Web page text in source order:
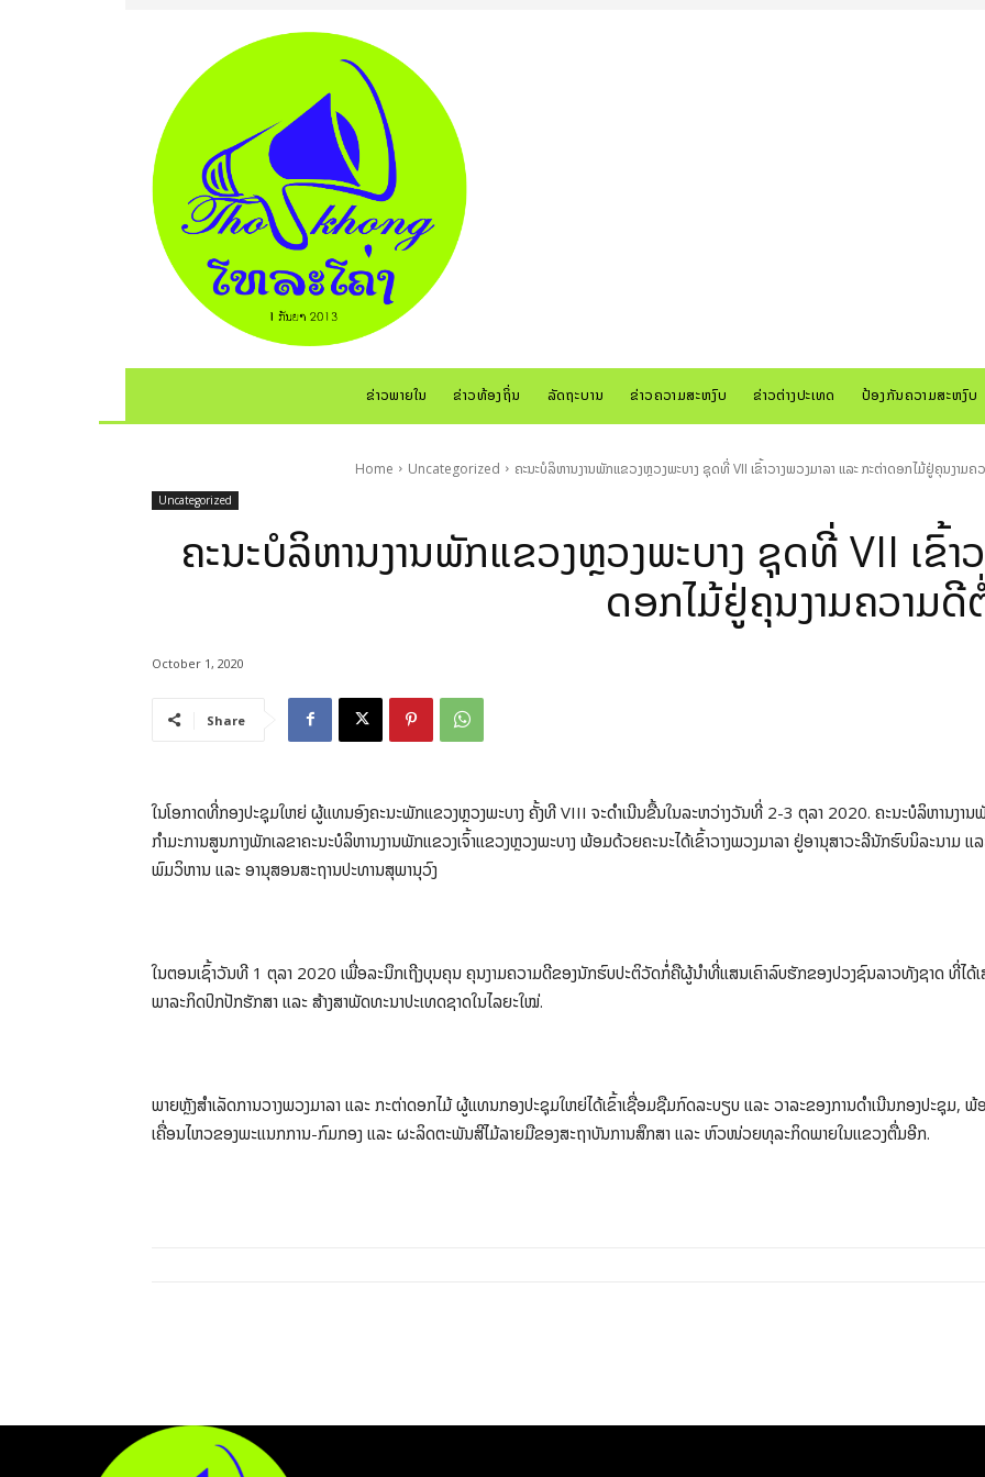
ຂ່າວພາຍໃນ ຂ່າວທ້ອງຖິ່ນ ລັດຖະບານ ຂ່າວຄວາມສະຫງົບ ຂ່າວຕ່າງປະເທດ ປ້ອງກັນຄວາມສະຫງົບ
Home Uncategorized ຄະນະບໍລິຫານງານພັກແຂວງຫຼວງພະບາງ ຊຸດທີ່ VII ເຂົ້າວາງພວງມາລາ ແລະ ກະຕ່າດອກໄມ້ຢູ່ຄຸນງາມ
Uncategorized
ຄະນະບໍລິຫານງານພັກແຂວງຫຼວງພະບາງ ຊຸດທີ່ VII ເຂົ້າວ
ດອກໄມ້ຢູ່ຄຸນງາມຄວາມ
October 1, 2020
Share
ໃນໂອກາດທີ່ກອງປະຊຸມໃຫຍ່ ຜູ້ແທນອົງຄະນະພັກແຂວງຫຼວງພະບາງ ຄັ້ງທີ VIII ຈະດຳເນີນຂື້ນໃນລະຫວ່າງວັນທີ່ 2-3 ຕຸລາ 2020. ຄະນະບໍລິຫານງ
ກໍາມະການສູນກາງພັກເລຂາຄະນະບໍລິຫານງານພັກແຂວງເຈົ້າແຂວງຫຼວງພະບາງ ພ້ອມດ້ວຍຄະນະໄດ້ເຂົ້າວາງພວງມາລາ ຢູ່ອານຸສາວະລີນັກຮົບນິລະນາມ
ພົມວິຫານ ແລະ ອານຸສອນສະຖານປະທານສຸພານຸວົງ
ໃນຕອນເຊົ້າວັນທີ 1 ຕຸລາ 2020 ເພື່ອລະນຶກເຖີງບຸນຄຸນ ຄຸນງາມຄວາມດີຂອງນັກຮົບປະຕິວັດກໍ່ຄືຜູ້ນຳທີ່ແສນເຄົາລົບຮັກຂອງປວງຊົນລາວທັງຊາດ ທີ່ໄ
ພາລະກິດປົກປັກຮັກສາ ແລະ ສ້າງສາພັດທະນາປະເທດຊາດໃນໄລຍະໃໝ່.
ພາຍຫຼັງສຳເລັດການວາງພວງມາລາ ແລະ ກະຕ່າດອກໄມ້ ຜູ້ແທນກອງປະຊຸມໃຫຍ່ໄດ້ເຂົ້າເຊື່ອມຊືມກົດລະບຽບ ແລະ ວາລະຂອງການດຳເນີນກອງປະຊຸມ,
ເຄື່ອນໄຫວຂອງພະແນກການ-ກົມກອງ ແລະ ຜະລິດຕະພັນສີໄມ້ລາຍມືຂອງສະຖາບັນການສຶກສາ ແລະ ຫົວໜ່ວຍທຸລະກິດພາຍໃນແຂວງຕື່ມອີກ.